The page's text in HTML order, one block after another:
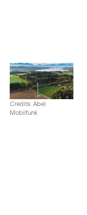
Credits: Abel
Mobilfunk